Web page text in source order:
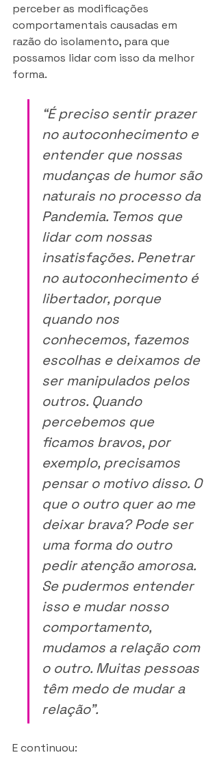
perceber as modificações
comportamentais causadas em
razão do isolamento, para que
possamos lidar com isso da melhor
forma.
“É preciso sentir prazer
no autoconhecimento e
entender que nossas
mudanças de humor são
naturais no processo da
Pandemia. Temos que
lidar com nossas
insatisfações. Penetrar
no autoconhecimento é
libertador, porque
quando nos
conhecemos, fazemos
escolhas e deixamos de
ser manipulados pelos
outros. Quando
percebemos que
ficamos bravos, por
exemplo, precisamos
pensar o motivo disso. O
que o outro quer ao me
deixar brava? Pode ser
uma forma do outro
pedir atenção amorosa.
Se pudermos entender
isso e mudar nosso
comportamento,
mudamos a relação com
o outro. Muitas pessoas
têm medo de mudar a
relação”.
E continuou: